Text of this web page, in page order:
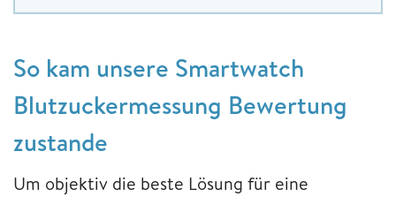
So kam unsere Smartwatch
Blutzuckermessung Bewertung
zustande
Um objektiv die beste Lösung für eine